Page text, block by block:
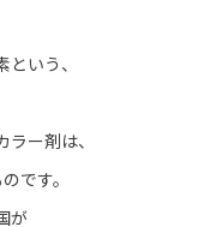
いう、
ー剤は、
です。
が